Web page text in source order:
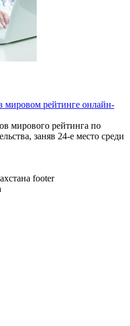
мировом рейтинге онлайн-
мирового рейтинга по
заняв 24-е место среди